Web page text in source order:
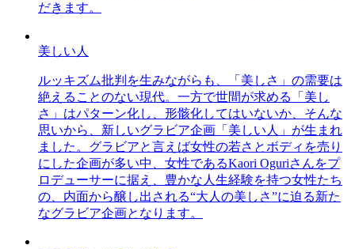
だきます。
美しい人
ルッキズム批判を生みながらも、「美しさ」の需要は
絶えることのない現代。一方で世間が求める「美し
さ」はパターン化し、形骸化してはいないか、そんな
思いから、新しいグラビア企画「美しい人」が生まれ
ました。グラビアと言えば女性の若さとボディを売り
にした企画が多い中、女性であるKaori Oguriさんをプ
ロデューサーに据え、豊かな人生経験を持つ女性たち
の、内面から醸し出される“大人の美しさ”に迫る新た
なグラビア企画となります。